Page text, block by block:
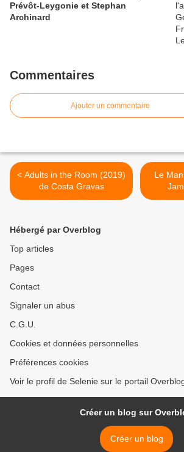
Prévôt-Leygonie et Stephan
Archinard
Commentaires
Ajouter un commentaire
< Adults in the Room (2019)
de Costa Gravas
Le
Hébergé par Overblog
Top articles
Pages
Contact
Signaler un abus
C.G.U.
Cookies et données personnelles
Préférences cookies
Voir le profil de Selenie sur le portail
Créer un blog sur
Créer un blog